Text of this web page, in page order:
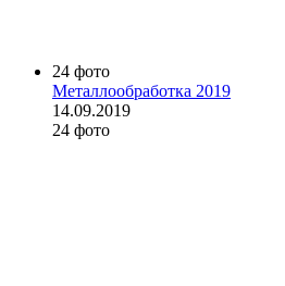
24 фото
Металлообработка 2019
14.09.2019
24 фото